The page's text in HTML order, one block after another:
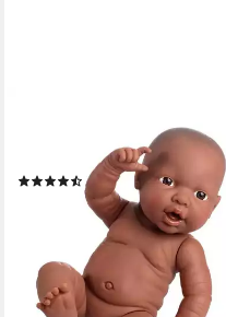
Babypuppe Newborn Baby
Black Girl (1-tlg)
(13)
UVP39,99 €
lieferbar - in 3-4 Werktagen bei dir